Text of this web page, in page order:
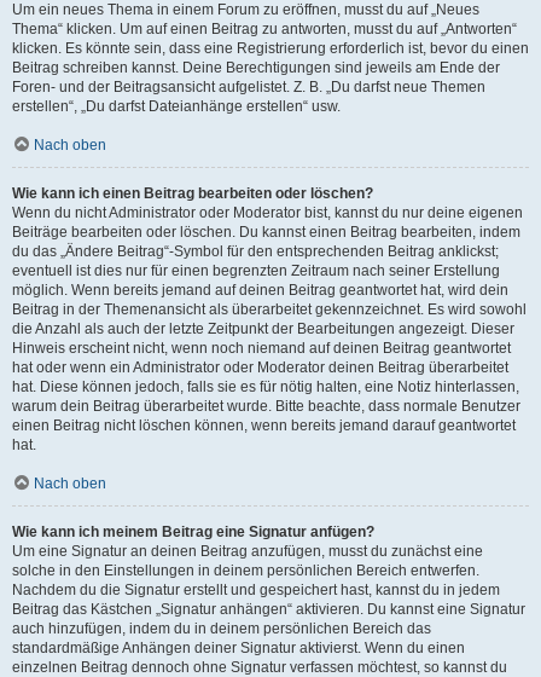
Um ein neues Thema in einem Forum zu eröffnen, musst du auf „Neues
Thema“ klicken. Um auf einen Beitrag zu antworten, musst du auf „Antworten“
klicken. Es könnte sein, dass eine Registrierung erforderlich ist, bevor du einen
Beitrag schreiben kannst. Deine Berechtigungen sind jeweils am Ende der
Foren- und der Beitragsansicht aufgelistet. Z. B. „Du darfst neue Themen
erstellen“, „Du darfst Dateianhänge erstellen“ usw.
Nach oben
Wie kann ich einen Beitrag bearbeiten oder löschen?
Wenn du nicht Administrator oder Moderator bist, kannst du nur deine eigenen
Beiträge bearbeiten oder löschen. Du kannst einen Beitrag bearbeiten, indem
du das „Ändere Beitrag“-Symbol für den entsprechenden Beitrag anklickst;
eventuell ist dies nur für einen begrenzten Zeitraum nach seiner Erstellung
möglich. Wenn bereits jemand auf deinen Beitrag geantwortet hat, wird dein
Beitrag in der Themenansicht als überarbeitet gekennzeichnet. Es wird sowohl
die Anzahl als auch der letzte Zeitpunkt der Bearbeitungen angezeigt. Dieser
Hinweis erscheint nicht, wenn noch niemand auf deinen Beitrag geantwortet
hat oder wenn ein Administrator oder Moderator deinen Beitrag überarbeitet
hat. Diese können jedoch, falls sie es für nötig halten, eine Notiz hinterlassen,
warum dein Beitrag überarbeitet wurde. Bitte beachte, dass normale Benutzer
einen Beitrag nicht löschen können, wenn bereits jemand darauf geantwortet
hat.
Nach oben
Wie kann ich meinem Beitrag eine Signatur anfügen?
Um eine Signatur an deinen Beitrag anzufügen, musst du zunächst eine
solche in den Einstellungen in deinem persönlichen Bereich entwerfen.
Nachdem du die Signatur erstellt und gespeichert hast, kannst du in jedem
Beitrag das Kästchen „Signatur anhängen“ aktivieren. Du kannst eine Signatur
auch hinzufügen, indem du in deinem persönlichen Bereich das
standardmäßige Anhängen deiner Signatur aktivierst. Wenn du einen
einzelnen Beitrag dennoch ohne Signatur verfassen möchtest, so kannst du